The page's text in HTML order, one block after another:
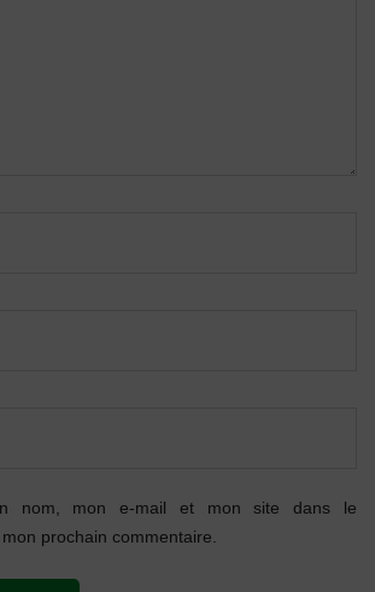
nom, mon e-mail et mon site dans le
prochain commentaire.